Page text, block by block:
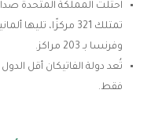
احتلت المملكة المتحدة
وفرنسا بـ 203 مراكز.
تُعد دولة الفاتيكان أقل
فقط.